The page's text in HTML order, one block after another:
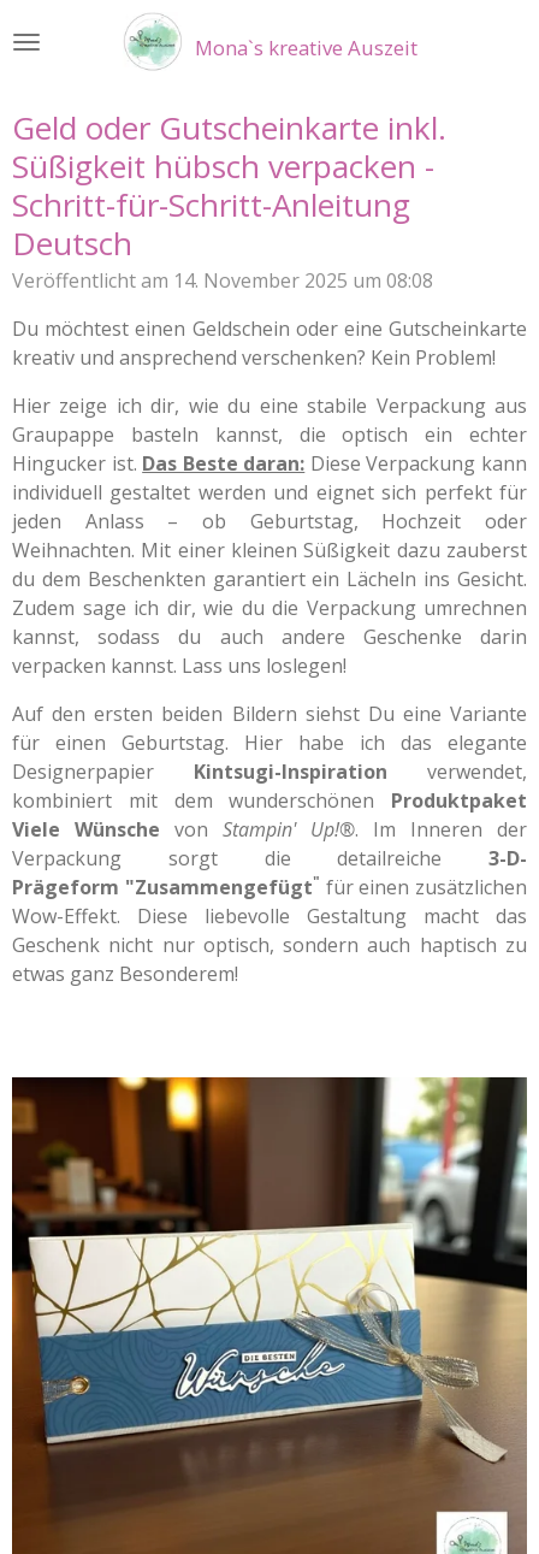
Hauptinhalt
Mona`s kreative Auszeit
Geld oder Gutscheinkarte inkl.
Süßigkeit hübsch verpacken -
Schritt-für-Schritt-Anleitung
Deutsch
Veröffentlicht am 14. November 2025 um 08:08
Du möchtest einen Geldschein oder eine Gutscheinkarte
kreativ und ansprechend verschenken? Kein Problem!
Hier zeige ich dir, wie du eine stabile Verpackung aus
Graupappe basteln kannst, die optisch ein echter
Hingucker ist. Das Beste daran: Diese Verpackung kann
individuell gestaltet werden und eignet sich perfekt für
jeden Anlass – ob Geburtstag, Hochzeit oder
Weihnachten. Mit einer kleinen Süßigkeit dazu zauberst
du dem Beschenkten garantiert ein Lächeln ins Gesicht.
Zudem sage ich dir, wie du die Verpackung umrechnen
kannst, sodass du auch andere Geschenke darin
verpacken kannst. Lass uns loslegen!
Auf den ersten beiden Bildern siehst Du eine Variante
für einen Geburtstag. Hier habe ich das elegante
Designerpapier Kintsugi-Inspiration verwendet,
kombiniert mit dem wunderschönen Produktpaket
Viele Wünsche von Stampin' Up!®. Im Inneren der
Verpackung sorgt die detailreiche 3-D-
Prägeform "Zusammengefügt" für einen zusätzlichen
Wow-Effekt. Diese liebevolle Gestaltung macht das
Geschenk nicht nur optisch, sondern auch haptisch zu
etwas ganz Besonderem!